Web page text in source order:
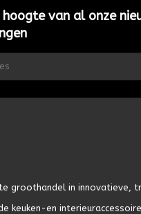
van al onze
groothandel in innovatieve,
keuken-en